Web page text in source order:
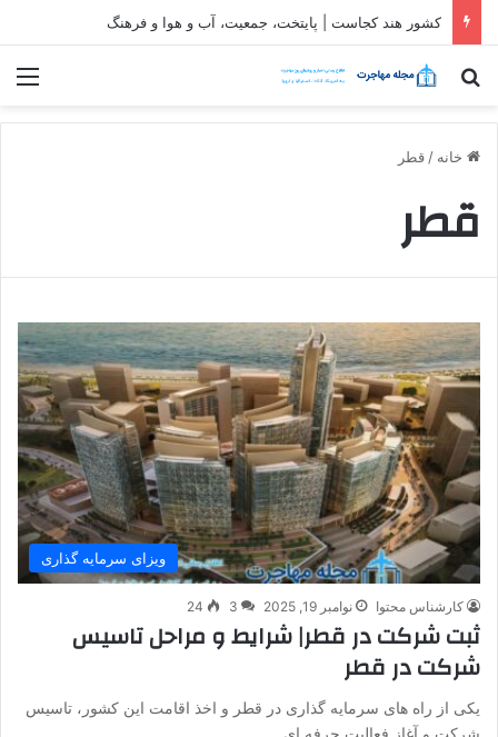
کشور هند کجاست | پایتخت، جمعیت، آب و هوا و فرهنگ
جستجو برای
خانه / قطر
قطر
ویزای سرمایه گذاری
کارشناس محتوا نوامبر 19, 2025 3
24
ثبت شرکت در قطر| شرایط و مراحل تاسیس
شرکت در قطر
یکی از راه های سرمایه گذاری در قطر و اخذ اقامت این کشور، تاسیس
شرکت و آغاز فعالیت حرفه ای…